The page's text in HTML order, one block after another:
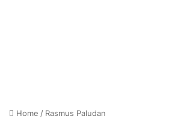
Home / Rasmus Paludan